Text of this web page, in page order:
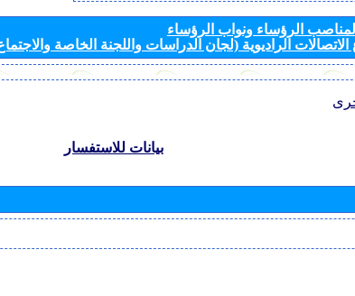
الرؤساء ونواب الرؤساء
الراديوية (لجان الدراسات واللجنة الخاصة
بيانات للاستفسار